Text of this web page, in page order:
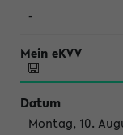
-
Montag, 10.